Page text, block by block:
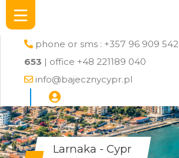
phone or sms : +357 96 909 542
653 | office +48 221189 040
info@bajecznycypr.pl
Larnaka - Cypr